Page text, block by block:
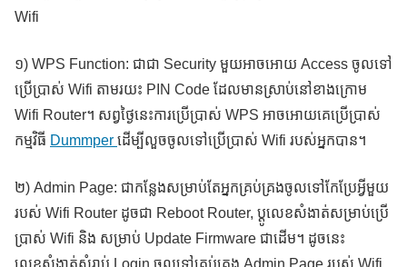
Wifi
១) WPS Function: ជាជា Security មួយអាចអោយ Access ចូលទៅ
ប្រើប្រាស់ Wifi តាមរយះ PIN Code ដែលមានស្រាប់នៅខាងក្រោម
Wifi Router។ សព្វថ្ងៃនេះការប្រើប្រាស់ WPS អាចអោយគេប្រើប្រាស់
កម្មវិធី Dummper ដើម្បីលួចចូលទៅប្រើប្រាស់ Wifi របស់អ្នកបាន។
២) Admin Page: ជាកន្លែងសម្រាប់តែអ្នកគ្រប់គ្រងចូលទៅកែប្រែអ្វីមួយ
របស់ Wifi Router ដូចជា Reboot Router, ប្តូលេខសំងាត់សម្រាប់ប្រើ
ប្រាស់ Wifi និង សម្រាប់ Update Firmware ជាដើម។ ដូចនេះ
លេខសំងាត់សំរាប់ Login ចូលទៅគ្រប់គ្រង Admin Page របស់ Wifi